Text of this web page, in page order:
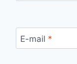
E-mail *